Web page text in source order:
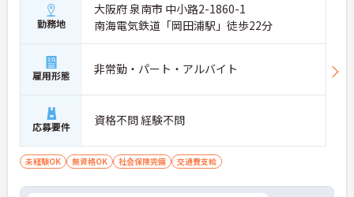
勤務地
大阪府 泉南市 中小路2-1860-1
南海電気鉄道「岡田浦駅」徒歩22分
雇用形態 非常勤・パート・アルバイト
応募要件 資格不問 経験不問
未経験OK 無資格OK 社会保険完備 交通費支給